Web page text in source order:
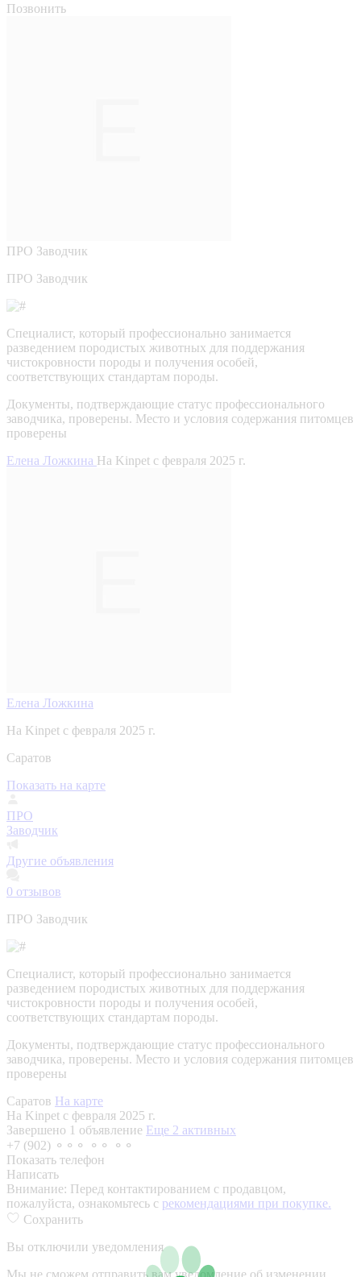
Позвонить
ПРО Заводчик
ПРО Заводчик
Специалист, который профессионально занимается
разведением породистых животных для поддержания
чистокровности породы и получения особей,
соответствующих стандартам породы.
Документы, подтверждающие статус профессионального
заводчика, проверены. Место и условия содержания питомцев
проверены
Елена Ложкина На Kinpet c февраля 2025 г.
Елена Ложкина
На Kinpet c февраля 2025 г.
Саратов
Показать на карте
ПРО
Заводчик
Другие объявления
0 отзывов
ПРО Заводчик
Специалист, который профессионально занимается
разведением породистых животных для поддержания
чистокровности породы и получения особей,
соответствующих стандартам породы.
Документы, подтверждающие статус профессионального
заводчика, проверены. Место и условия содержания питомцев
проверены
Саратов На карте
На Kinpet c февраля 2025 г.
Завершено 1 объявление Еще 2 активных
+7 (902) ⚬⚬⚬ ⚬⚬ ⚬⚬
Показать телефон
Написать
Внимание: Перед контактированием с продавцом,
пожалуйста, ознакомьтесь с рекомендациями при покупке.
Сохранить
Вы отключили уведомления
Мы не сможем отправить вам уведомление об изменении